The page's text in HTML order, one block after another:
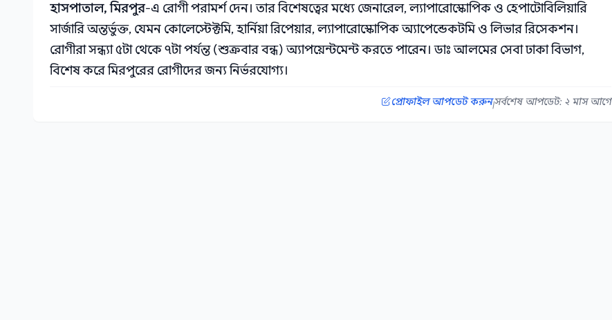
হাসপাতাল, মিরপুর-এ রোগী পরামর্শ দেন। তার বিশেষত্বের মধ্যে জেনারেল, ল্যাপারোস্কোপিক ও হেপাটোবিলিয়ারি
সার্জারি অন্তর্ভুক্ত, যেমন কোলেস্টেক্টমি, হার্নিয়া রিপেয়ার, ল্যাপারোস্কোপিক অ্যাপেন্ডেকটমি ও লিভার রিসেকশন।
রোগীরা সন্ধ্যা ৫টা থেকে ৭টা পর্যন্ত (শুক্রবার বন্ধ) অ্যাপয়েন্টমেন্ট করতে পারেন। ডাঃ আলমের সেবা ঢাকা বিভাগ,
বিশেষ করে মিরপুরের রোগীদের জন্য নির্ভরযোগ্য।
প্রোফাইল আপডেট করুন|সর্বশেষ আপডেট: ২ মাস আগে